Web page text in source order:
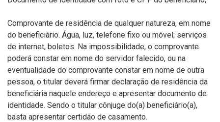
Comprovante de residência de qualquer natureza, em nome
do beneficiário. Água, luz, telefone fixo ou móvel; serviços
de internet, boletos. Na impossibilidade, o comprovante
poderá constar em nome do servidor falecido, ou na
eventualidade do comprovante constar em nome de outra
pessoa, o titular deverá firmar declaração de residência da
beneficiária naquele endereço e apresentar documento de
identidade. Sendo o titular cônjuge do(a) beneficiário(a),
basta apresentar certidão de casamento.